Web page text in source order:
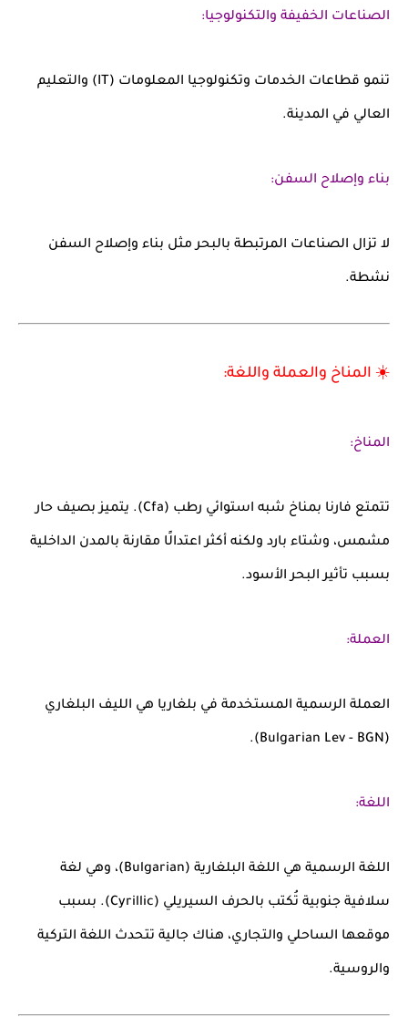
الصناعات الخفيفة والتكنولوجيا:
تنمو قطاعات الخدمات وتكنولوجيا المعلومات (IT) والتعليم
العالي في المدينة.
بناء وإصلاح السفن:
لا تزال الصناعات المرتبطة بالبحر مثل بناء وإصلاح السفن
نشطة.
☀️ المناخ والعملة واللغة:
المناخ:
تتمتع فارنا بمناخ شبه استوائي رطب (Cfa) . يتميز بصيف حار
مشمس، وشتاء بارد ولكنه أكثر اعتدالًا مقارنة بالمدن الداخلية
بسبب تأثير البحر الأسود.
العملة:
العملة الرسمية المستخدمة في بلغاريا هي الليف البلغاري
(Bulgarian Lev - BGN).
اللغة:
اللغة الرسمية هي اللغة البلغارية (Bulgarian)، وهي لغة
سلافية جنوبية تُكتب بالحرف السيريلي (Cyrillic). بسبب
موقعها الساحلي والتجاري، هناك جالية تتحدث اللغة التركية
والروسية.